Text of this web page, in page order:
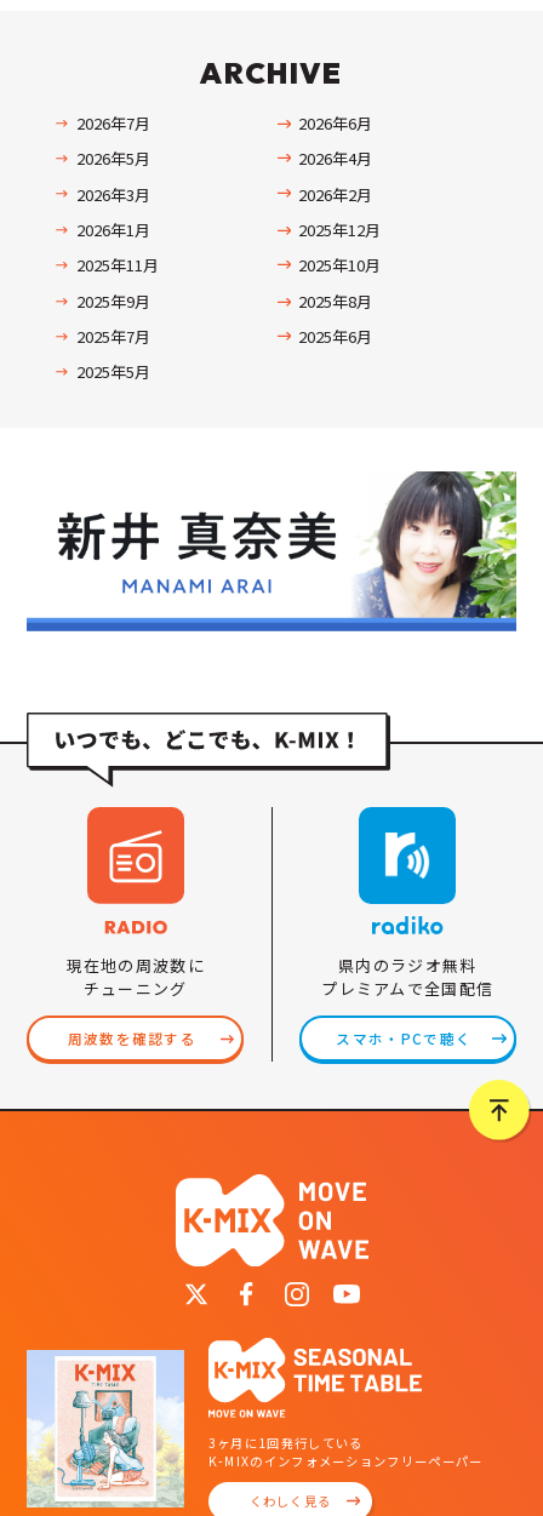
ARCHIVE
2026年7月
2026年6月
2026年5月
2026年4月
2026年3月
2026年2月
2026年1月
2025年12月
2025年11月
2025年10月
2025年9月
2025年8月
2025年7月
2025年6月
2025年5月
現在地の周波数に
チューニング
周波数を確認する
県内のラジオ無料
プレミアムで全国配信
スマホ・PCで聴く
3ヶ月に1回発行している
K-MIXのインフォメーションフリーペーパー
くわしく見る